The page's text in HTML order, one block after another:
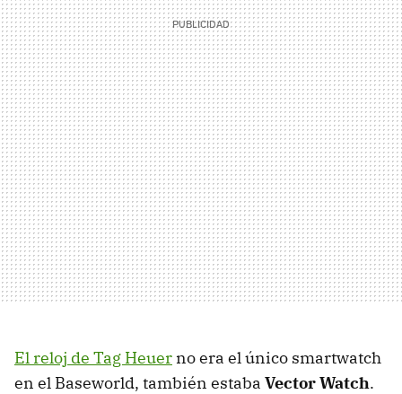
El reloj de Tag Heuer no era el único smartwatch
en el Baseworld, también estaba Vector Watch.